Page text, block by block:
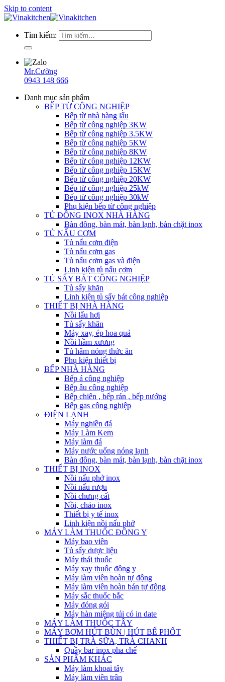
Skip to content
Tìm kiếm:
Mr.Cường
0943 148 666
Danh mục sản phẩm
BẾP TỪ CÔNG NGHIỆP
Bếp từ nhà hàng lẩu
Bếp từ công nghiệp 3KW
Bếp từ công nghiệp 3.5KW
Bếp từ công nghiệp 5KW
Bếp từ công nghiệp 8KW
Bếp từ công nghiệp 12KW
Bếp từ công nghiệp 15KW
Bếp từ công nghiệp 20KW
Bếp từ công nghiệp 25kW
Bếp từ công nghiệp 30kW
Phụ kiện bếp từ công nghiệp
TỦ ĐÔNG INOX NHÀ HÀNG
Bàn đông, bàn mát, bàn lạnh, bàn chặt inox
TỦ NẤU CƠM
Tủ nấu cơm điện
Tủ nấu cơm gas
Tủ nấu cơm gas và điện
Linh kiện tủ nấu cơm
TỦ SẤY BÁT CÔNG NGHIỆP
Tủ sấy khăn
Linh kiện tủ sấy bát công nghiệp
THIẾT BỊ NHÀ HÀNG
Nồi lẩu hơi
Tủ sấy khăn
Máy xay, ép hoa quả
Nồi hầm xương
Tủ hâm nóng thức ăn
Phụ kiện thiết bị
BẾP NHÀ HÀNG
Bếp á công nghiệp
Bếp âu công nghiệp
Bếp chiên , bếp rán , bếp nướng
Bếp gas công nghiệp
ĐIỆN LẠNH
Máy nghiền đá
Máy Làm Kem
Máy làm đá
Máy nước uống nóng lạnh
Bàn đông, bàn mát, bàn lạnh, bàn chặt inox
THIẾT BỊ INOX
Nồi nấu phở inox
Nồi nấu rượu
Nồi chưng cất
Nồi, chảo inox
Thiết bị y tế inox
Linh kiện nồi nấu phở
MÁY LÀM THUỐC ĐÔNG Y
Máy bao viên
Tủ sấy dược liệu
Máy thái thuốc
Máy xay thuốc đông y
Máy làm viên hoàn tự động
Máy làm viên hoàn bán tự động
Máy sắc thuốc bắc
Máy đóng gói
Máy hàn miệng túi có in date
MÁY LÀM THUỐC TÂY
MÁY BƠM HÚT BÙN | HÚT BỂ PHỐT
THIẾT BỊ TRÀ SỮA, TRÀ CHANH
Quầy bar inox pha chế
SẢN PHẨM KHÁC
Máy làm khoai tây
Máy làm viên trân